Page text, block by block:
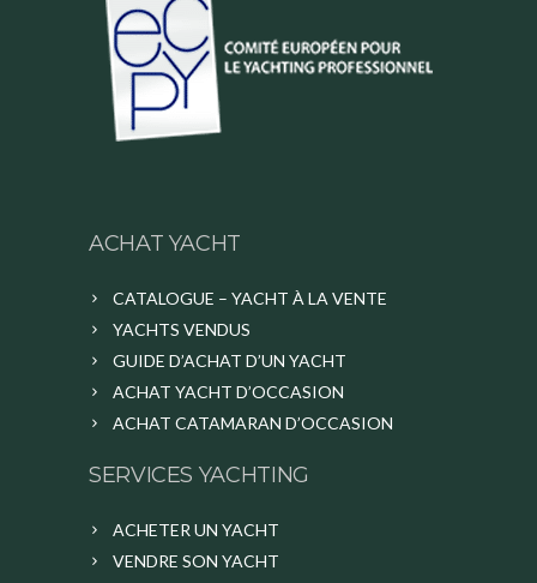
ACHAT YACHT
CATALOGUE – YACHT À LA VENTE
YACHTS VENDUS
GUIDE D’ACHAT D’UN YACHT
ACHAT YACHT D’OCCASION
ACHAT CATAMARAN D’OCCASION
SERVICES YACHTING
ACHETER UN YACHT
VENDRE SON YACHT